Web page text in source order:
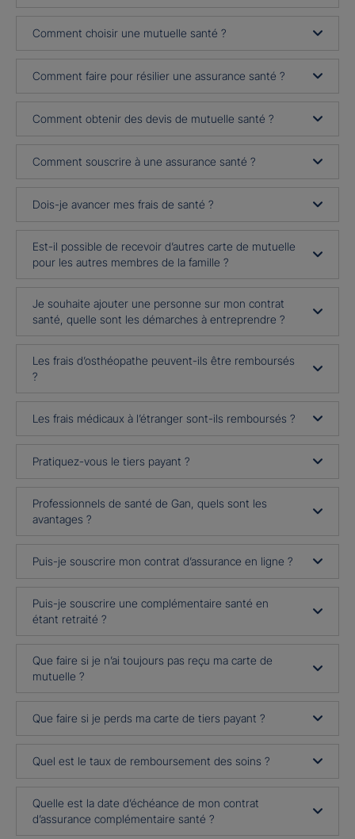
Comment choisir une mutuelle santé ?
Comment faire pour résilier une assurance santé ?
Comment obtenir des devis de mutuelle santé ?
Comment souscrire à une assurance santé ?
Dois-je avancer mes frais de santé ?
Est-il possible de recevoir d’autres carte de mutuelle
pour les autres membres de la famille ?
Je souhaite ajouter une personne sur mon contrat
santé, quelle sont les démarches à entreprendre ?
Les frais d’osthéopathe peuvent-ils être remboursés
?
Les frais médicaux à l’étranger sont-ils remboursés ?
Pratiquez-vous le tiers payant ?
Professionnels de santé de Gan, quels sont les
avantages ?
Puis-je souscrire mon contrat d’assurance en ligne ?
Puis-je souscrire une complémentaire santé en
étant retraité ?
Que faire si je n’ai toujours pas reçu ma carte de
mutuelle ?
Que faire si je perds ma carte de tiers payant ?
Quel est le taux de remboursement des soins ?
Quelle est la date d’échéance de mon contrat
d’assurance complémentaire santé ?